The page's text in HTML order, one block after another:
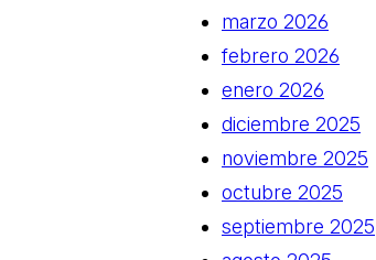
marzo 2026
febrero 2026
enero 2026
diciembre 2025
noviembre 2025
octubre 2025
septiembre 2025